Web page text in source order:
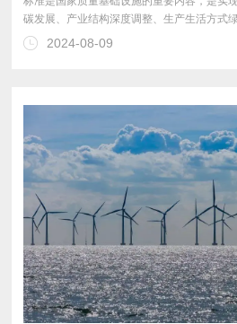
体系落实，为实现碳达峰碳中和目标奠定坚
2024-08-09